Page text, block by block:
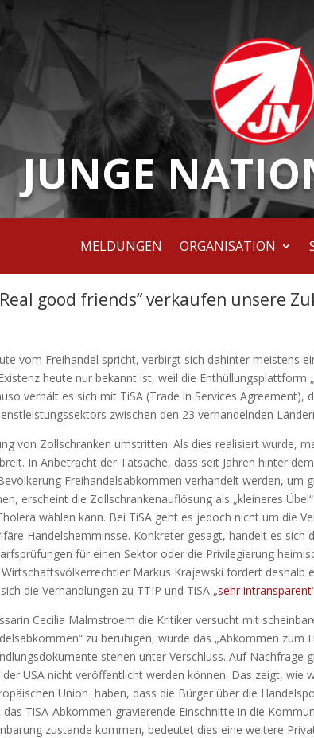
JUNGE
MELDUNGEN ORGANISATION
good friends“ verkaufen unsere
vom Freihandel spricht, verbirgt sich dahinter meistens
heute nur bekannt ist, weil die Enthüllungsplattform
verhält es sich mit TiSA (Trade in Services Agreement),
zwischen den 23 verhandelnden
von Zollschranken umstritten. Als dies realisiert wurde,
In Anbetracht der Tatsache, dass seit Jahren hinter
Freihandelsabkommen verhandelt werden, um
erscheint die Zollschrankenauflösung als „kleineres Übel“.
wählen kann. Bei TiSA geht es jedoch nicht um die
Handelshemminsse. Konkreter gesagt, handelt es sich
für einen Sektor oder die Privilegierung
Markus Krajewski fordert deshalb
die Verhandlungen zu TTIP und TiSA „sehr intransparent
Cecilia Malmstroem die Kritiker versucht mit
zu beruhigen, wurde das „Abkommen zum
stehen unter Verschluss. Auf Nachfrage
USA nicht veröffentlicht werden können. Das zeigt, wie
Union haben, dass die Bürger über die
TiSA-Abkommen gravierende Einschnitte in die
zustande kommen, bedeutet dies eine weitere